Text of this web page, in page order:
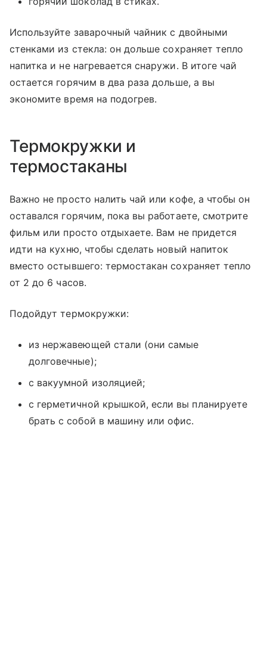
Используйте заварочный чайник с двойными
стенками из стекла: он дольше сохраняет тепло
напитка и не нагревается снаружи. В итоге чай
остается горячим в два раза дольше, а вы
экономите время на подогрев.
Термокружки и
термостаканы
Важно не просто налить чай или кофе, а чтобы он
оставался горячим, пока вы работаете, смотрите
фильм или просто отдыхаете. Вам не придется
идти на кухню, чтобы сделать новый напиток
вместо остывшего: термостакан сохраняет тепло
от 2 до 6 часов.
Подойдут термокружки:
из нержавеющей стали (они самые
долговечные);
с вакуумной изоляцией;
с герметичной крышкой, если вы планируете
брать с собой в машину или офис.